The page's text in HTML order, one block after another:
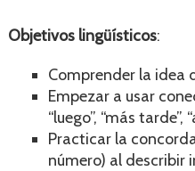
Objetivos lingüísticos:
Comprender la idea
Empezar a usar
“luego”, “más tarde”,
Practicar la
número) al describir